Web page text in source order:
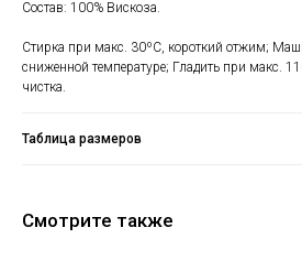
Состав: 100% Вискоза.
Стирка при макс. 30ºС, короткий отжим;
сниженной температуре; Гладить при макс.
чистка.
Таблица размеров
Смотрите также